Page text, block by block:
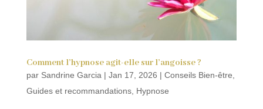
Comment l’hypnose agit-elle sur l’angoisse ?
par Sandrine Garcia | Jan 17, 2026 | Conseils Bien-être
Guides et recommandations, Hypnose